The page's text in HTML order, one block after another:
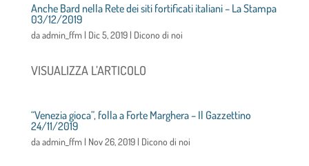
Anche Bard nella Rete dei siti fortificati italiani – La Stampa
03/12/2019
daadmin_ffm| Dic 5, 2019| Dicono di noi
VISUALIZZA L’ARTICOLO
“Venezia gioca”, folla a Forte Marghera – Il Gazzettino
24/11/2019
daadmin_ffm| Nov 26, 2019| Dicono di noi